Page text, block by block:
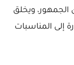
الجمهور، ويخلق
إلى المناسبات